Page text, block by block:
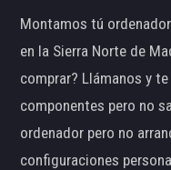
Montamos tú
en la Sierra Norte de
comprar? Llámanos y
componentes pero no
ordenador pero no
configuraciones